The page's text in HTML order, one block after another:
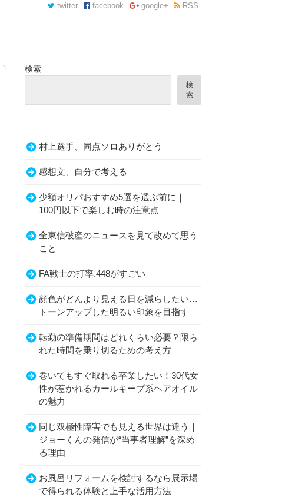
twitter facebook google+ RSS
検索
検
索
村上選手、同点ソロありがとう
感想文、自分で考える
少額オリパおすすめ5選を選ぶ前に｜
100円以下で楽しむ時の注意点
全東信破産のニュースを見て改めて思う
こと
FA戦士の打率.448がすごい
顔色がどんより見える日を減らしたい…
トーンアップした明るい印象を目指す
転勤の準備期間はどれくらい必要？限ら
れた時間を乗り切るための考え方
巻いてもすぐ取れる卒業したい！30代女
性が惹かれるカールキープ系ヘアオイル
の魅力
同じ双極性障害でも見える世界は違う｜
ジョーくんの発信が“当事者理解”を深め
る理由
お風呂リフォームを検討するなら展示場
で得られる体験と上手な活用方法